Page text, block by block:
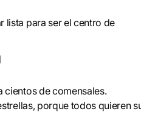
lista para ser el centro de
cientos de comensales.
porque todos quieren